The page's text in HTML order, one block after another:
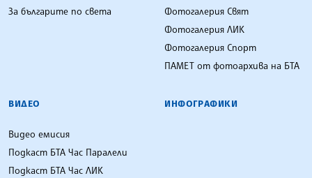
За българите по света
Фотогалерия Свят
Фотогалерия ЛИК
Фотогалерия Спорт
ПАМЕТ от фотоархива на БТА
ВИДЕО
Видео емисия
Подкаст БТА Час Паралели
Подкаст БТА Час ЛИК
ИНФОГРАФИКИ